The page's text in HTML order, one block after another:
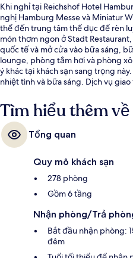
Khi nghỉ tại Reichshof Hotel
nghị Hamburg Messe và Miniatur
thể đến trung tâm thể dục để rèn
món thơm ngon ở Stadt
quốc tế và mở cửa vào bữa sáng,
lounge, phòng tắm hơi và phòng
ý khác tại khách sạn sang trọng
nhiệt tình và bữa sáng. Dịch vụ
South Central 5 phút.
Tìm hiểu thêm
Tổng quan
Quy mô khách sạn
278 phòng
Gồm 6 tầng
Nhận phòng/Trả
Bắt đầu nhận phòng:
đêm